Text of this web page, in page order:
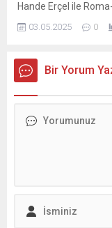
Hande Erçel ile
treninde el ele çekildiği
fotoğrafını sosyal
çiftin aşk dolu karesine
beğeni yağdı.
03.05.2025 0
Bir Yorum